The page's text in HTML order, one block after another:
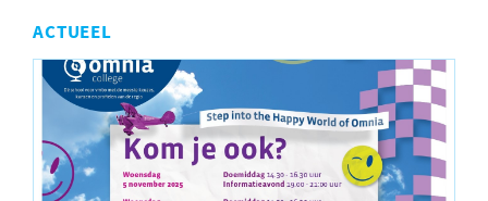
ACTUEEL